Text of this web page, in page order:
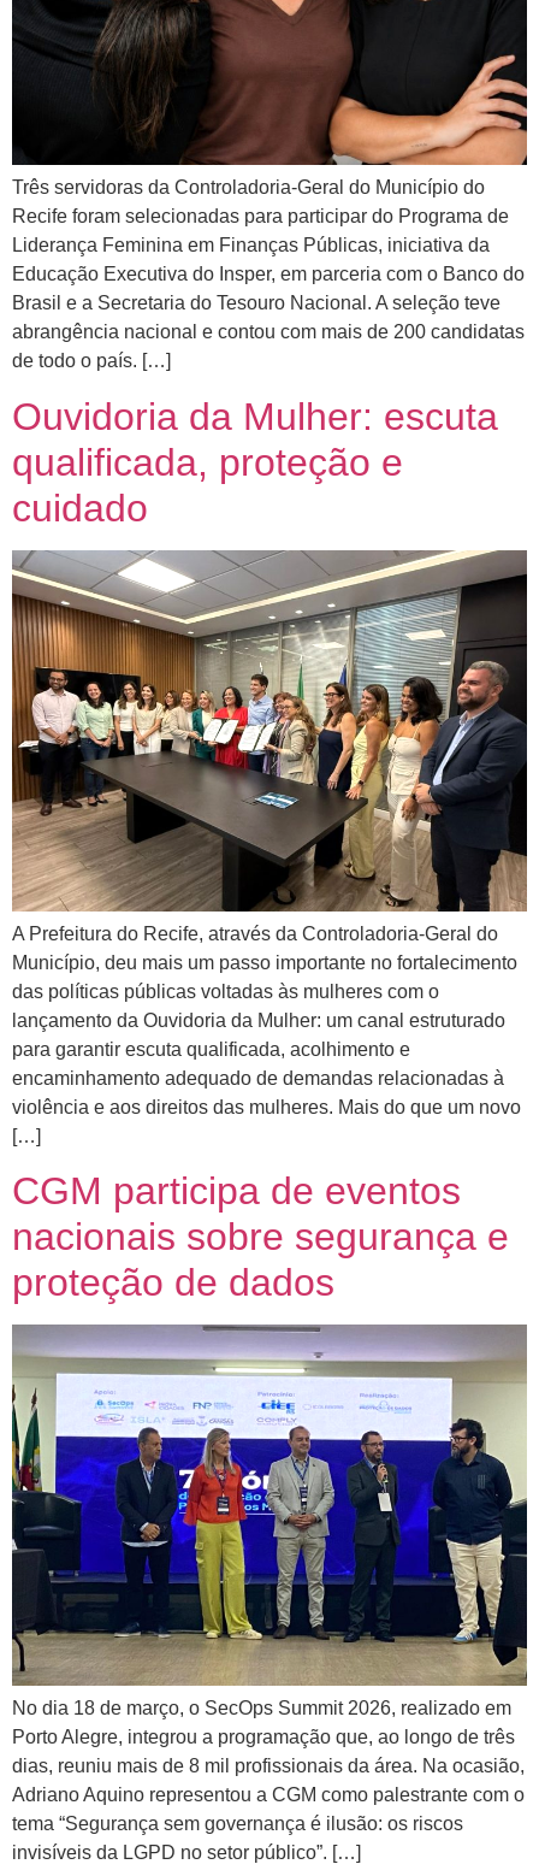
Três servidoras da Controladoria-Geral do Município do
Recife foram selecionadas para participar do Programa de
Liderança Feminina em Finanças Públicas, iniciativa da
Educação Executiva do Insper, em parceria com o Banco do
Brasil e a Secretaria do Tesouro Nacional. A seleção teve
abrangência nacional e contou com mais de 200 candidatas
de todo o país. […]
Ouvidoria da Mulher: escuta
qualificada, proteção e
cuidado
A Prefeitura do Recife, através da Controladoria-Geral do
Município, deu mais um passo importante no fortalecimento
das políticas públicas voltadas às mulheres com o
lançamento da Ouvidoria da Mulher: um canal estruturado
para garantir escuta qualificada, acolhimento e
encaminhamento adequado de demandas relacionadas à
violência e aos direitos das mulheres. Mais do que um novo
[…]
CGM participa de eventos
nacionais sobre segurança e
proteção de dados
No dia 18 de março, o SecOps Summit 2026, realizado em
Porto Alegre, integrou a programação que, ao longo de três
dias, reuniu mais de 8 mil profissionais da área. Na ocasião,
Adriano Aquino representou a CGM como palestrante com o
tema “Segurança sem governança é ilusão: os riscos
invisíveis da LGPD no setor público”. […]